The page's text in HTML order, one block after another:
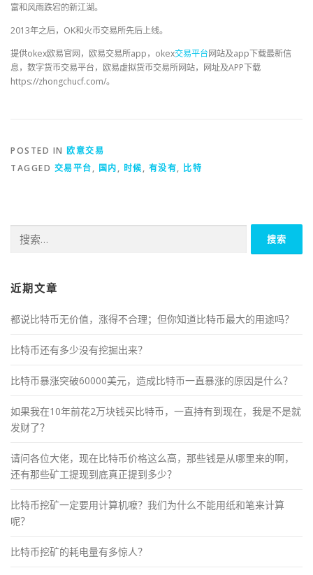
富和风雨跌宕的新江湖。
2013年之后，OK和火币交易所先后上线。
提供okex欧易官网，欧易交易所app，okex交易平台网站及app下载最新信
息，数字货币交易平台，欧易虚拟货币交易所网站，网址及APP下载
https://zhongchucf.com/。
POSTED IN 欧意交易
TAGGED 交易平台, 国内, 时候, 有没有, 比特
索：
近期文章
都说比特币无价值，涨得不合理；但你知道比特币最大的用途吗？
比特币还有多少没有挖掘出来？
比特币暴涨突破60000美元，造成比特币一直暴涨的原因是什么？
如果我在10年前花2万块钱买比特币，一直持有到现在，我是不是就
发财了？
请问各位大佬，现在比特币价格这么高，那些钱是从哪里来的啊，
还有那些矿工提现到底真正提到多少？
比特币挖矿一定要用计算机嚒？我们为什么不能用纸和笔来计算
呢？
比特币挖矿的耗电量有多惊人？